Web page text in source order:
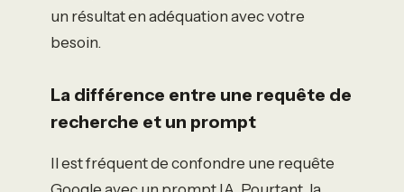
un résultat en adéquation avec votre
besoin.
La différence entre une requête de
recherche et un prompt
Il est fréquent de confondre une requête